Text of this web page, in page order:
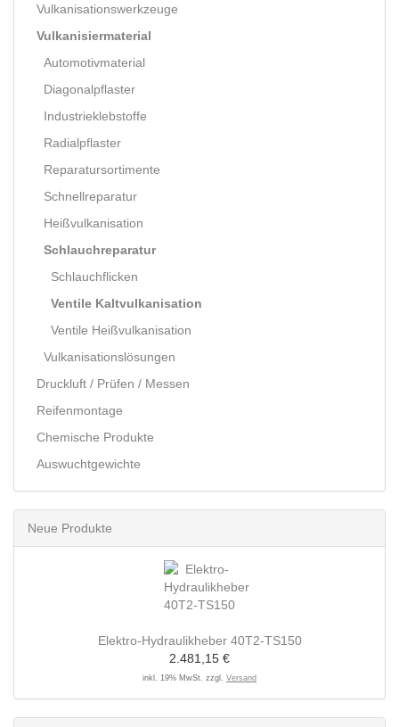
Vulkanisationswerkzeuge
Vulkanisiermaterial
Automotivmaterial
Diagonalpflaster
Industrieklebstoffe
Radialpflaster
Reparatursortimente
Schnellreparatur
Heißvulkanisation
Schlauchreparatur
Schlauchflicken
Ventile Kaltvulkanisation
Ventile Heißvulkanisation
Vulkanisationslösungen
Druckluft / Prüfen / Messen
Reifenmontage
Chemische Produkte
Auswuchtgewichte
Neue Produkte
Elektro-Hydraulikheber 40T2-TS150
2.481,15 €
inkl. 19% MwSt. zzgl. Versand